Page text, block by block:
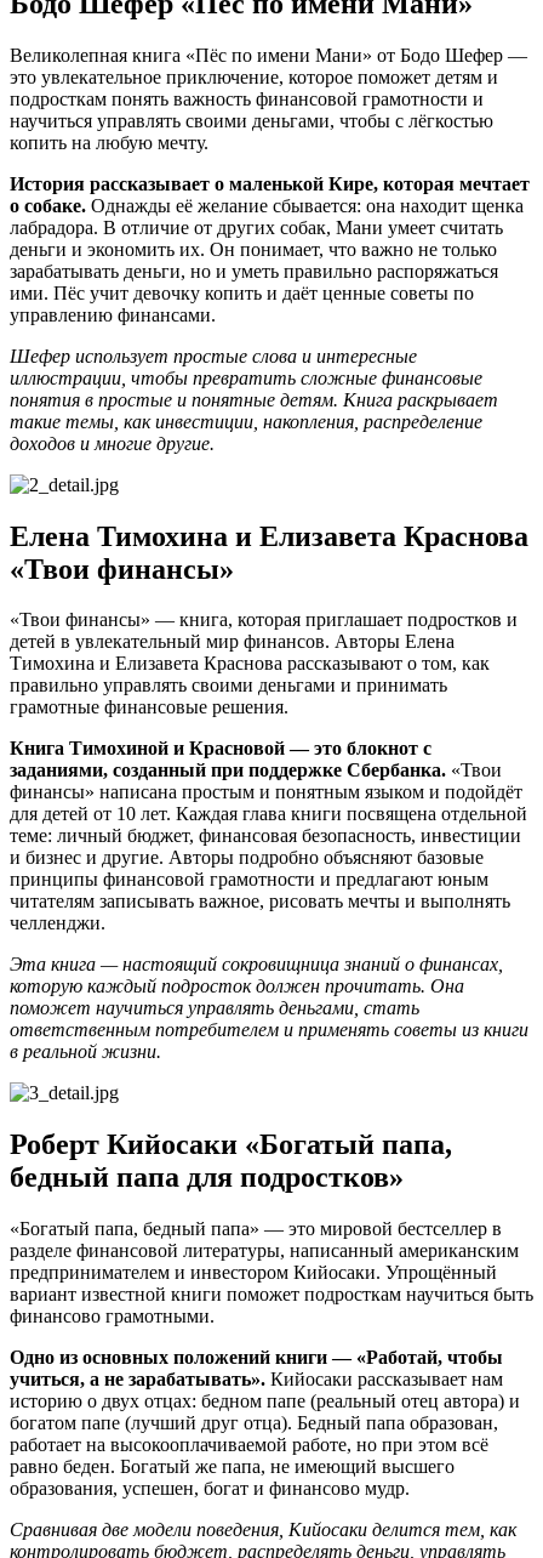
Великолепная книга «Пёс по имени Мани» от Бодо Шефер —
это увлекательное приключение, которое поможет детям и
подросткам понять важность финансовой грамотности и
научиться управлять своими деньгами, чтобы с лёгкостью
копить на любую мечту.
История рассказывает о маленькой Кире, которая мечтает
о собаке. Однажды её желание сбывается: она находит щенка
лабрадора. В отличие от других собак, Мани умеет считать
деньги и экономить их. Он понимает, что важно не только
зарабатывать деньги, но и уметь правильно распоряжаться
ими. Пёс учит девочку копить и даёт ценные советы по
управлению финансами.
Шефер использует простые слова и интересные
иллюстрации, чтобы превратить сложные финансовые
понятия в простые и понятные детям. Книга раскрывает
такие темы, как инвестиции, накопления, распределение
доходов и многие другие.
Елена Тимохина и Елизавета Краснова
«Твои финансы»
«Твои финансы» — книга, которая приглашает подростков и
детей в увлекательный мир финансов. Авторы Елена
Тимохина и Елизавета Краснова рассказывают о том, как
правильно управлять своими деньгами и принимать
грамотные финансовые решения.
Книга Тимохиной и Красновой — это блокнот с
заданиями, созданный при поддержке Сбербанка. «Твои
финансы» написана простым и понятным языком и подойдёт
для детей от 10 лет. Каждая глава книги посвящена отдельной
теме: личный бюджет, финансовая безопасность, инвестиции
и бизнес и другие. Авторы подробно объясняют базовые
принципы финансовой грамотности и предлагают юным
читателям записывать важное, рисовать мечты и выполнять
челленджи.
Эта книга — настоящий сокровищница знаний о финансах,
которую каждый подросток должен прочитать. Она
поможет научиться управлять деньгами, стать
ответственным потребителем и применять советы из книги
в реальной жизни.
Роберт Кийосаки «Богатый папа,
бедный папа для подростков»
«Богатый папа, бедный папа» — это мировой бестселлер в
разделе финансовой литературы, написанный американским
предпринимателем и инвестором Кийосаки. Упрощённый
вариант известной книги поможет подросткам научиться быть
финансово грамотными.
Одно из основных положений книги — «Работай, чтобы
учиться, а не зарабатывать». Кийосаки рассказывает нам
историю о двух отцах: бедном папе (реальный отец автора) и
богатом папе (лучший друг отца). Бедный папа образован,
работает на высокооплачиваемой работе, но при этом всё
равно беден. Богатый же папа, не имеющий высшего
образования, успешен, богат и финансово мудр.
Сравнивая две модели поведения, Кийосаки делится тем, как
контролировать бюджет, распределять деньги, управлять